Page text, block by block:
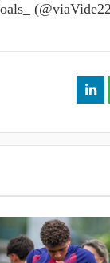
علي بن